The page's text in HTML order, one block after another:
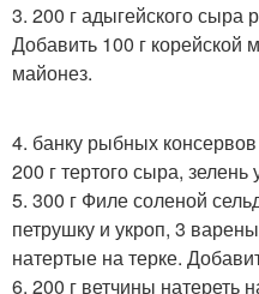
3. 200 г адыгейского сыра
Добавить 100 г корейской
майонез.
4. банку рыбных
200 г тертого сыра,
5. 300 г Филе соленой
петрушку и укроп, 3
натертые на терке.
6. 200 г ветчины натереть